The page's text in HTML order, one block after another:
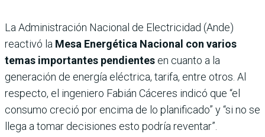
La Administración Nacional de Electricidad (Ande)
reactivó la Mesa Energética Nacional con varios
temas importantes pendientes en cuanto a la
generación de energía eléctrica, tarifa, entre otros. Al
respecto, el ingeniero Fabián Cáceres indicó que “el
consumo creció por encima de lo planificado” y “si no se
llega a tomar decisiones esto podría reventar”.